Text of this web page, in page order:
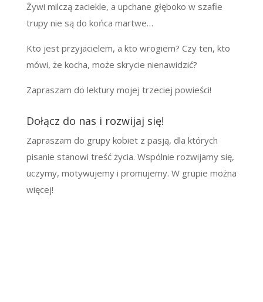
Żywi milczą zaciekle, a upchane głęboko w szafie
trupy nie są do końca martwe…
Kto jest przyjacielem, a kto wrogiem? Czy ten, kto
mówi, że kocha, może skrycie nienawidzić?
Zapraszam do lektury mojej trzeciej powieści!
Dołącz do nas i rozwijaj się!
Zapraszam do grupy kobiet z pasją, dla których
pisanie stanowi treść życia. Wspólnie rozwijamy się,
uczymy, motywujemy i promujemy. W grupie można
więcej!